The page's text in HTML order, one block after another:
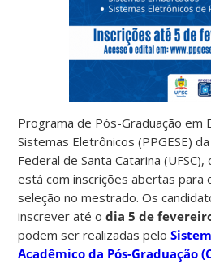
Programa de Pós-Graduação em
Sistemas Eletrônicos (PPGESE)
Federal de Santa Catarina (UFSC),
está com inscrições abertas para
seleção no mestrado. Os
inscrever até odia 5 de
podem ser realizadas pelo
Acadêmico da Pós-Graduação